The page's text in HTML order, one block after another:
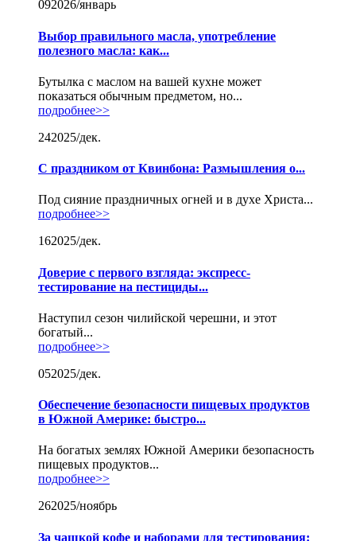
092026/январь
Выбор правильного масла, употребление
полезного масла: как...
Бутылка с маслом на вашей кухне может
показаться обычным предметом, но...
подробнее>>
242025/дек.
С праздником от Квинбона: Размышления о...
Под сияние праздничных огней и в духе Христа...
подробнее>>
162025/дек.
Доверие с первого взгляда: экспресс-
тестирование на пестициды...
Наступил сезон чилийской черешни, и этот
богатый...
подробнее>>
052025/дек.
Обеспечение безопасности пищевых продуктов
в Южной Америке: быстро...
На богатых землях Южной Америки безопасность
пищевых продуктов...
подробнее>>
262025/ноябрь
За чашкой кофе и наборами для тестирования: